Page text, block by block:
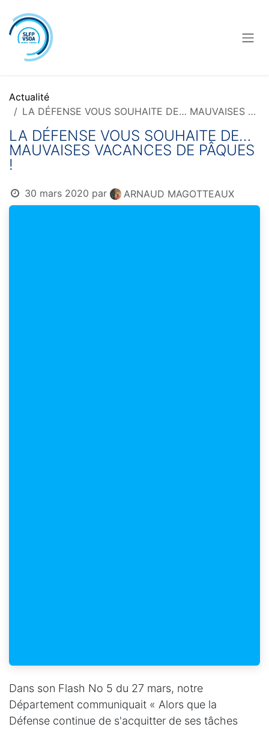
Actualité
LA DÉFENSE VOUS SOUHAITE DE… MAUVAISES VACANCES DE PÂQUES !
LA DÉFENSE VOUS SOUHAITE DE…
MAUVAISES VACANCES DE PÂQUES
!
30 mars 2020 par ARNAUD MAGOTTEAUX
Dans son Flash No 5 du 27 mars, notre
Département communiquait « Alors que la
Défense continue de s'acquitter de ses tâches